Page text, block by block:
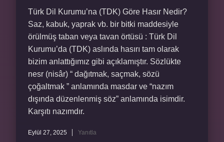
Türk Dil Kurumu’na (TDK) Göre Hasır Nedir?
Saz, kabuk, yaprak vb. bir bitki maddesiyle
örülmüş taban veya tavan örtüsü : Türk Dil
Kurumu’da (TDK) aslında hasırı tam olarak
bizim anlattığımız gibi açıklamıştır. Sözlükte
nesr (nisâr) “ dağıtmak, saçmak, sözü
çoğaltmak ” anlamında masdar ve “nazım
dışında düzenlenmiş söz” anlamında isimdir.
Karşıtı nazımdır.
Eylül 27, 2025 Yanıtla